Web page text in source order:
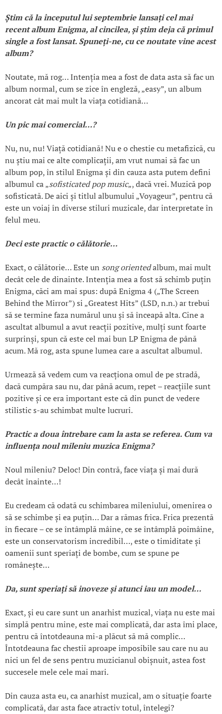
Știm că laînceputul lui septembrie lansați cel mai
recent album Enigma, al cincilea,șiștim deja că primul
single a fost lansat. Spuneți-ne, cu ce noutate vine acest
album?
Noutate, mă rog… Intenția mea a fost de data asta să fac un
album normal, cum se zice în engleză, „easy”, un album
ancorat cât mai mult la viața cotidiană…
Un pic mai comercial…?
Nu, nu, nu! Viață cotidiană! Nu e o chestie cu metafizică, cu
nu știu mai ce alte complicații, am vrut numai să fac un
album pop, în stilul Enigma și din cauza asta putem defini
albumul ca „sofisticated pop music„, dacă vrei. Muzică pop
sofisticată. De aici și titlul albumului „Voyageur”, pentru că
este un voiaj în diverse stiluri muzicale, dar interpretate în
felul meu.
Deci este practic o călătorie…
Exact, o călătorie… Este un song orientedalbum, mai mult
decât cele de dinainte. Intenția mea a fost să schimb puțin
Enigma, căci am mai spus: după Enigma 4 („The Screen
Behind the Mirror”) si „Greatest Hits” (LSD, n.n.) ar trebui
să se termine faza numărul unu și să înceapă alta. Cine a
ascultat albumul a avut reacții pozitive, mulți sunt foarte
surprinși, spun că este cel mai bun LP Enigma de până
acum. Mă rog, asta spune lumea care a ascultat albumul.
Urmează să vedem cum va reacționa omul de pe stradă,
dacă cumpăra sau nu, dar până acum, repet – reacțiile sunt
pozitive și ce era important este că din punct de vedere
stilistic s-au schimbat multe lucruri.
Practic a douaîntrebare cam la asta se referea. Cum va
influența noul mileniu muzica Enigma?
Noul mileniu? Deloc! Din contră, face viața și mai dură
decât înainte…!
Eu credeam că odată cu schimbarea mileniului, omenirea o
să se schimbe și ea puțin… Dar a rămas frica. Frica prezentă
în fiecare – ce se întâmplă mâine, ce se întâmplă poimâine,
este un conservatorism incredibil…, este o timiditate și
oamenii sunt speriați de bombe, cum se spune pe
românește…
Da, sunt speriați să inovezeși atunci iau un model…
Exact, și eu care sunt un anarhist muzical, viața nu este mai
simplă pentru mine, este mai complicată, dar asta îmi place,
pentru că întotdeauna mi-a plăcut să mă complic…
Întotdeauna fac chestii aproape imposibile sau care nu au
nici un fel de sens pentru muzicianul obișnuit, astea fost
succesele mele cele mai mari.
Din cauza asta eu, ca anarhist muzical, am o situație foarte
complicată, dar asta face atractiv totul, întelegi?